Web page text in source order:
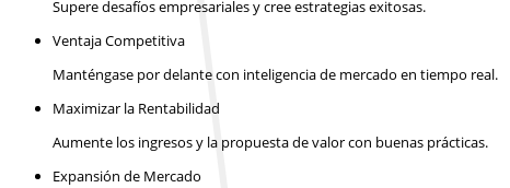
Supere desafíos empresariales y cree estrategias exitosas.
Ventaja Competitiva
Manténgase por delante con inteligencia de mercado en tiempo real.
Maximizar la Rentabilidad
Aumente los ingresos y la propuesta de valor con buenas prácticas.
Expansión de Mercado